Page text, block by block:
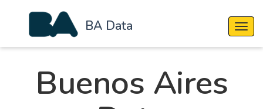
BA Data
Buenos Aires